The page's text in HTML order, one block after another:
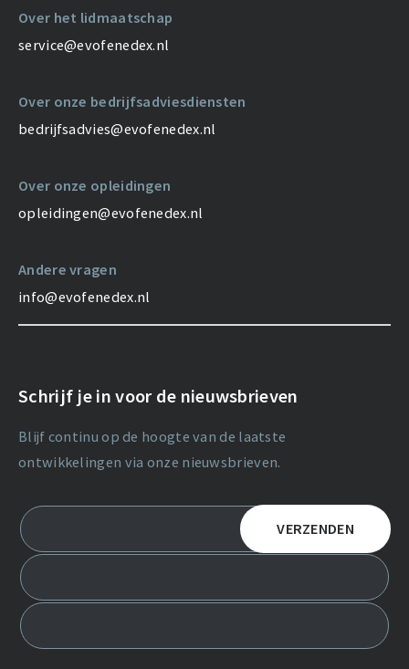
Over het lidmaatschap
service@evofenedex.nl
Over onze bedrijfsadviesdiensten
bedrijfsadvies@evofenedex.nl
Over onze opleidingen
opleidingen@evofenedex.nl
Andere vragen
info@evofenedex.nl
Schrijf je in voor de nieuwsbrieven
Blijf continu op de hoogte van de laatste
ontwikkelingen via onze nieuwsbrieven.